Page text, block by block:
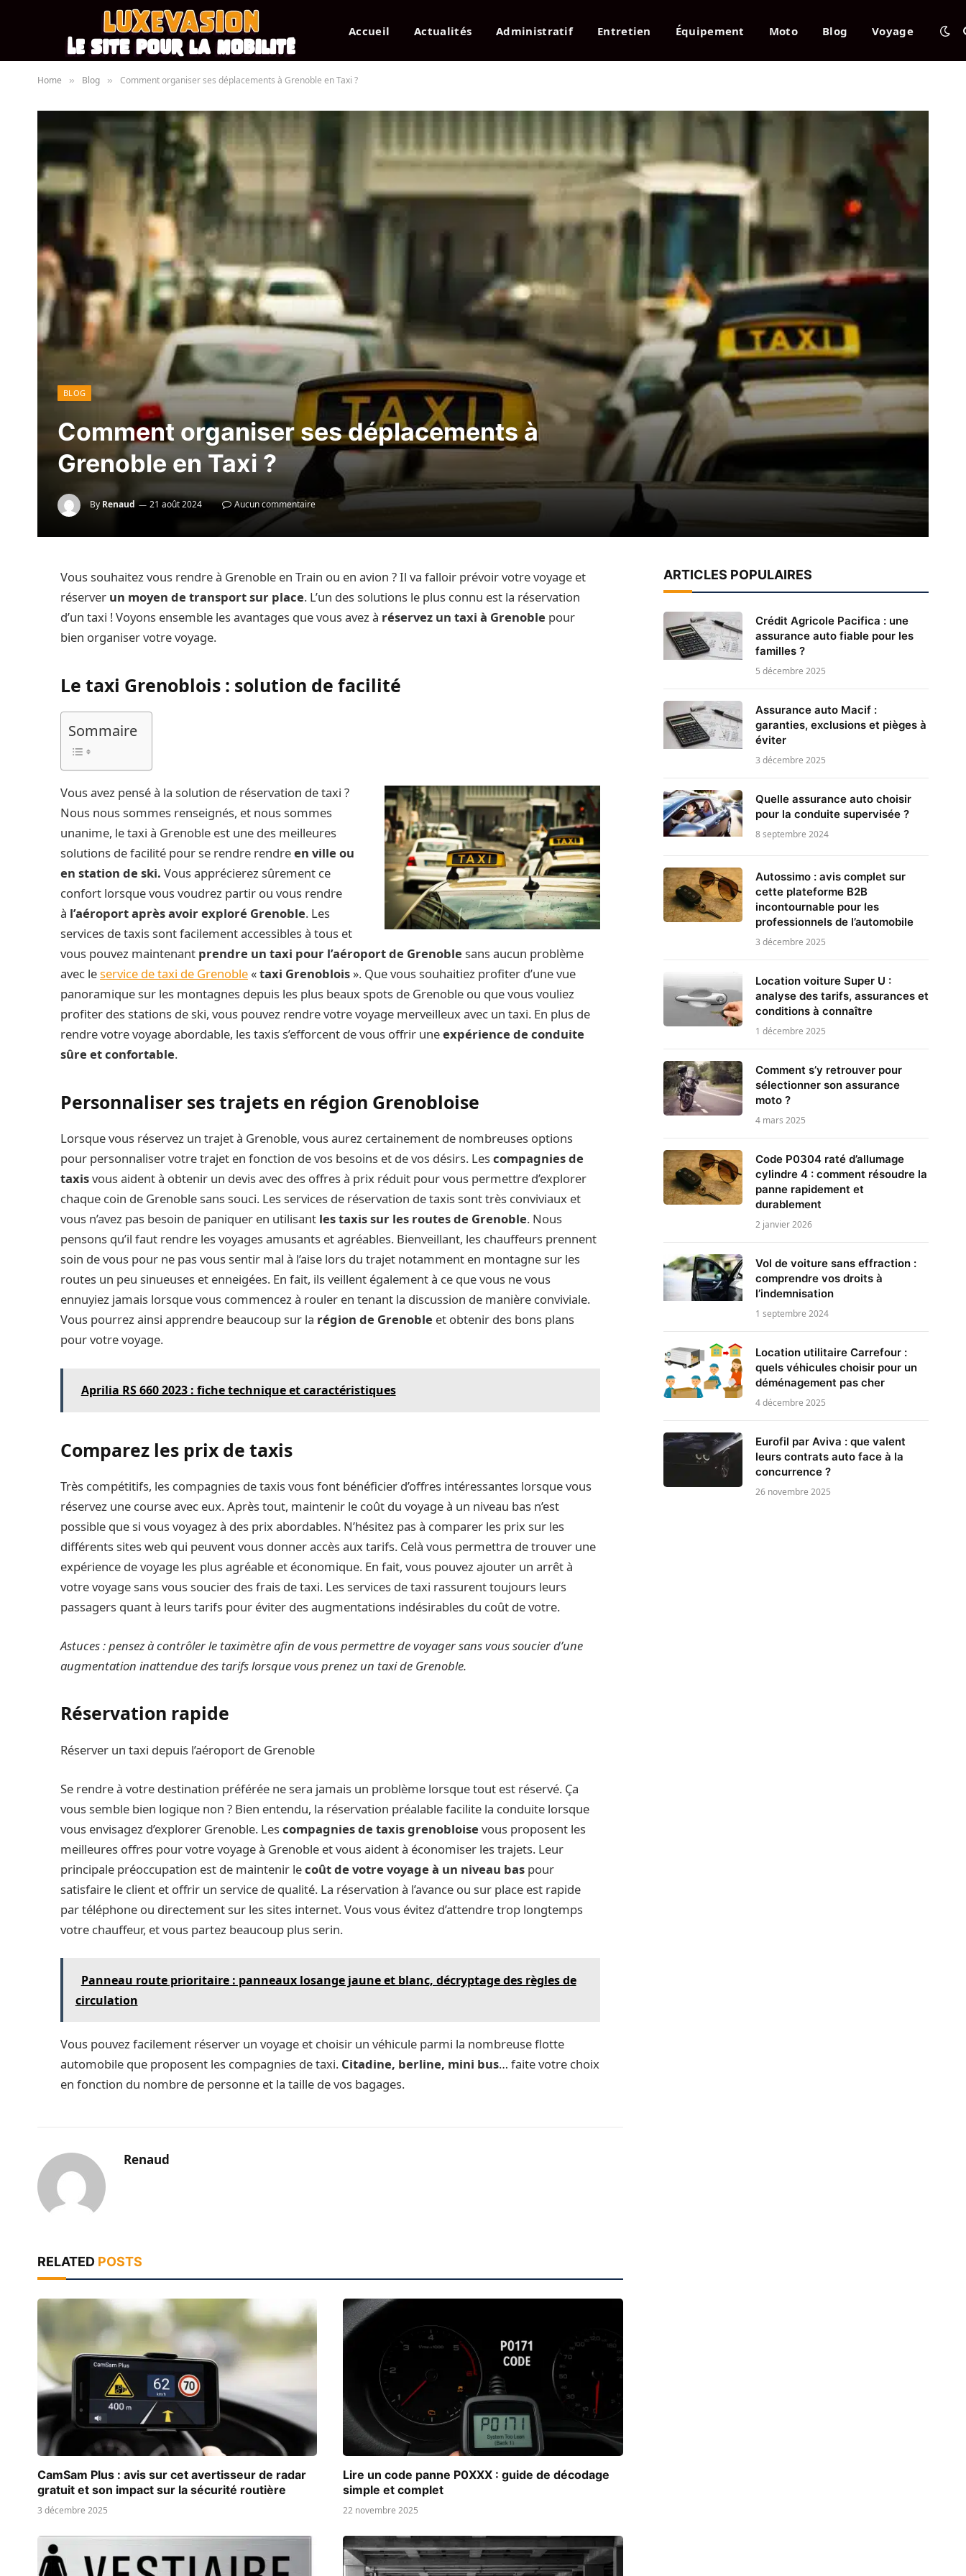
Accueil Actualités Administratif Entretien Équipement Moto Blog Voyage
Home » Blog » Comment organiser ses déplacements à Grenoble en Taxi ?
BLOG
Comment organiser ses déplacements à
Grenoble en Taxi ?
By Renaud 21 août 2024 Aucun commentaire
Vous souhaitez vous rendre à Grenoble en Train ou en avion ? Il va falloir prévoir votre voyage et
réserver un moyen de transport sur place. L’un des solutions le plus connu est la réservation
d’un taxi ! Voyons ensemble les avantages que vous avez à réservez un taxi à Grenoble pour
bien organiser votre voyage.
Le taxi Grenoblois : solution de facilité
Sommaire
Vous avez pensé à la solution de réservation de taxi ?
Nous nous sommes renseignés, et nous sommes
unanime, le taxi à Grenoble est une des meilleures
solutions de facilité pour se rendre rendreen ville ou
en station de ski. Vous apprécierez sûrement ce
confort lorsque vous voudrez partir ou vous rendre
à l’aéroport après avoir exploré Grenoble. Les
services de taxis sont facilement accessibles à tous et
vous pouvez maintenant prendre un taxi pour l’aéroport de Grenoble sans aucun problème
avec leservice de taxi de Grenoble«taxi Grenoblois». Que vous souhaitiez profiter d’une vue
panoramique sur les montagnes depuis les plus beaux spots de Grenoble ou que vous vouliez
profiter des stations de ski, vous pouvez rendre votre voyage merveilleux avec un taxi. En plus de
rendre votre voyage abordable, les taxis s’efforcent de vous offrir uneexpérience de conduite
sûre et confortable.
Personnaliser ses trajets en région Grenobloise
Lorsque vous réservez un trajet à Grenoble, vous aurez certainement de nombreuses options
pour personnaliser votre trajet en fonction de vos besoins et de vos désirs. Lescompagnies de
taxisvous aident à obtenir un devis avec des offres à prix réduit pour vous permettre d’explorer
chaque coin de Grenoble sans souci. Les services de réservation de taxis sont très conviviaux et
vous n’avez pas besoin de paniquer en utilisant les taxis sur les routes de Grenoble. Nous
pensons qu’il faut rendre les voyages amusants et agréables. Bienveillant, les chauffeurs prennent
soin de vous pour ne pas vous sentir mal à l’aise lors du trajet notamment en montagne sur les
routes un peu sinueuses et enneigées. En fait, ils veillent également à ce que vous ne vous
ennuyiez jamais lorsque vous commencez à rouler en tenant la discussion de manière conviviale.
Vous pourrez ainsi apprendre beaucoup sur la région de Grenoble et obtenir des bons plans
pour votre voyage.
Aprilia RS 660 2023 : fiche technique et caractéristiques
Comparez les prix de taxis
Très compétitifs, les compagnies de taxis vous font bénéficier d’offres intéressantes lorsque vous
réservez une course avec eux. Après tout, maintenir le coût du voyage à un niveau bas n’est
possible que si vous voyagez à des prix abordables. N’hésitez pas à comparer les prix sur les
différents sites web qui peuvent vous donner accès aux tarifs. Celà vous permettra de trouver une
expérience de voyage les plus agréable et économique. En fait, vous pouvez ajouter un arrêt à
votre voyage sans vous soucier des frais de taxi. Les services de taxi rassurent toujours leurs
passagers quant à leurs tarifs pour éviter des augmentations indésirables du coût de votre.
Astuces : pensez à contrôler le taximètre afin de vous permettre de voyager sans vous soucier d’une
augmentation inattendue des tarifs lorsque vous prenez un taxi de Grenoble.
Réservation rapide
Réserver un taxi depuis l’aéroport de Grenoble
Se rendre à votre destination préférée ne sera jamais un problème lorsque tout est réservé. Ça
vous semble bien logique non ? Bien entendu, la réservation préalable facilite la conduite lorsque
vous envisagez d’explorer Grenoble. Lescompagnies de taxis grenobloise vous proposent les
meilleures offres pour votre voyage à Grenoble et vous aident à économiser les trajets. Leur
principale préoccupation est de maintenir lecoût de votre voyage à un niveau bas pour
satisfaire le client et offrir un service de qualité. La réservation à l’avance ou sur place est rapide
par téléphone ou directement sur les sites internet. Vous vous évitez d’attendre trop longtemps
votre chauffeur, et vous partez beaucoup plus serin.
Panneau route prioritaire : panneaux losange jaune et blanc, décryptage des règles de
circulation
Vous pouvez facilement réserver un voyage et choisir un véhicule parmi la nombreuse flotte
automobile que proposent les compagnies de taxi. Citadine, berline, mini bus… faite votre choix
en fonction du nombre de personne et la taille de vos bagages.
Renaud
RELATED POSTS
CamSam Plus : avis sur cet avertisseur de radar
gratuit et son impact sur la sécurité routière
3 décembre 2025
Lire un code panne P0XXX : guide de décodage
simple et complet
22 novembre 2025
ARTICLES POPULAIRES
Crédit Agricole Pacifica : une
assurance auto fiable pour les
familles ?
5 décembre 2025
Assurance auto Macif :
garanties, exclusions et pièges à
éviter
3 décembre 2025
Quelle assurance auto choisir
pour la conduite supervisée ?
8 septembre 2024
Autossimo : avis complet sur
cette plateforme B2B
incontournable pour les
professionnels de l’automobile
3 décembre 2025
Location voiture Super U :
analyse des tarifs, assurances et
conditions à connaître
1 décembre 2025
Comment s’y retrouver pour
sélectionner son assurance
moto ?
4 mars 2025
Code P0304 raté d’allumage
cylindre 4 : comment résoudre la
panne rapidement et
durablement
2 janvier 2026
Vol de voiture sans effraction :
comprendre vos droits à
l’indemnisation
1 septembre 2024
Location utilitaire Carrefour :
quels véhicules choisir pour un
déménagement pas cher
4 décembre 2025
Eurofil par Aviva : que valent
leurs contrats auto face à la
concurrence ?
26 novembre 2025